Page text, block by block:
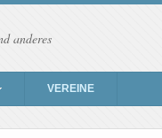
anderes
VEREINE